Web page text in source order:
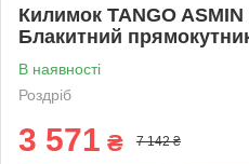
Килимок TANGO
Блакитний
В наявності
Роздріб
3 571 ₴ 7 142 ₴